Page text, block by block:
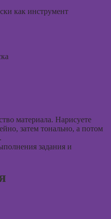
как инструмент
материала. Нарисуете
затем тонально, а потом
задания и